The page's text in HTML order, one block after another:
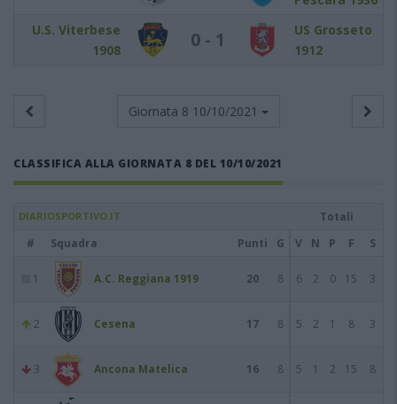
U.S. Viterbese
1908
0 - 1
US Grosseto
1912
Giornata 8 10/10/2021
CLASSIFICA ALLA GIORNATA 8 DEL 10/10/2021
DIARIOSPORTIVO.IT
Totali
#
Squadra Punti G V N P F S
1 A.C. Reggiana 1919 20 8 6 2 0 15 3
2 Cesena 17 8 5 2 1 8 3
3 Ancona Matelica 16 8 5 1 2 15 8